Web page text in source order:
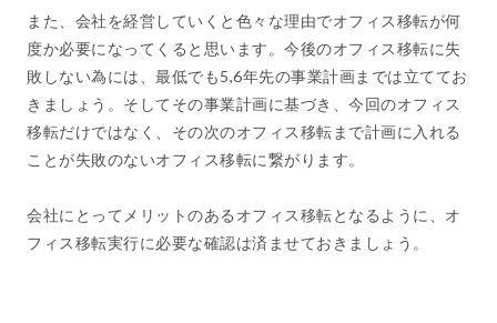
また、会社を経営していくと色々な理由でオフィス移転が何
度か必要になってくると思います。今後のオフィス移転に失
敗しない為には、最低でも5,6年先の事業計画までは立ててお
きましょう。そしてその事業計画に基づき、今回のオフィス
移転だけではなく、その次のオフィス移転まで計画に入れる
ことが失敗のないオフィス移転に繋がります。
会社にとってメリットのあるオフィス移転となるように、オ
フィス移転実行に必要な確認は済ませておきましょう。